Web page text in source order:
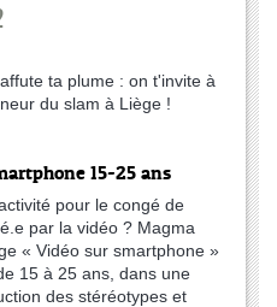
ta plume : on t'invite à
du slam à Liège !
15-25 ans
pour le congé de
par la vidéo ? Magma
« Vidéo sur smartphone »
15 à 25 ans, dans une
des stéréotypes et